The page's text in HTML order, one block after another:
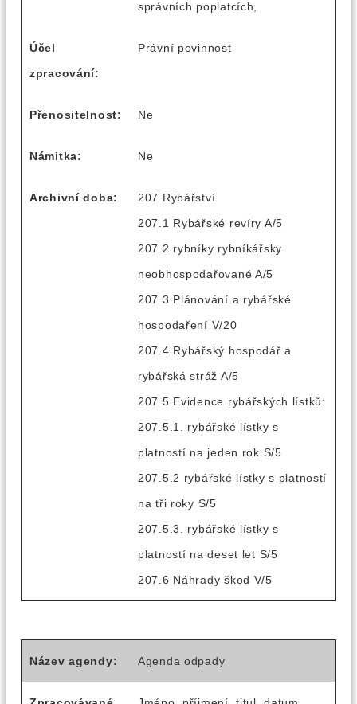
správních poplatcích,
Účel
zpracování:
Právní povinnost
Přenositelnost: Ne
Námitka: Ne
Archivní doba:
207 Rybářství
207.1 Rybářské revíry A/5
207.2 rybníky rybníkářsky
neobhospodařované A/5
207.3 Plánování a rybářské
hospodaření V/20
207.4 Rybářský hospodář a
rybářská stráž A/5
207.5 Evidence rybářských lístků:
207.5.1. rybářské lístky s
platností na jeden rok S/5
207.5.2 rybářské lístky s platností
na tři roky S/5
207.5.3. rybářské lístky s
platností na deset let S/5
207.6 Náhrady škod V/5
Název agendy: Agenda odpady